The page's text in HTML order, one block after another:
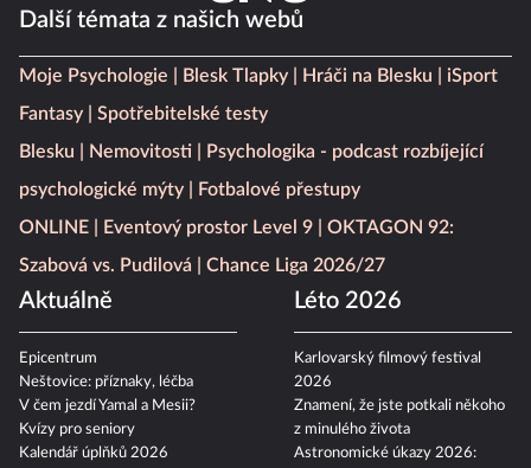
Další témata z našich webů
Moje Psychologie Blesk Tlapky Hráči na Blesku
iSport
Fantasy
Spotřebitelské testy
Blesku
Nemovitosti
Psychologika - podcast rozbíjející
psychologické mýty
Fotbalové přestupy
ONLINE
Eventový prostor Level 9
OKTAGON 92:
Szabová vs. Pudilová
Chance Liga 2026/27
Aktuálně
Epicentrum
Neštovice: příznaky, léčba
V čem jezdí Yamal a Mesii?
Kvízy pro seniory
Kalendář úplňků 2026
Léto 2026
Karlovarský filmový festival
2026
Znamení, že jste potkali někoho
z minulého života
Astronomické úkazy 2026: